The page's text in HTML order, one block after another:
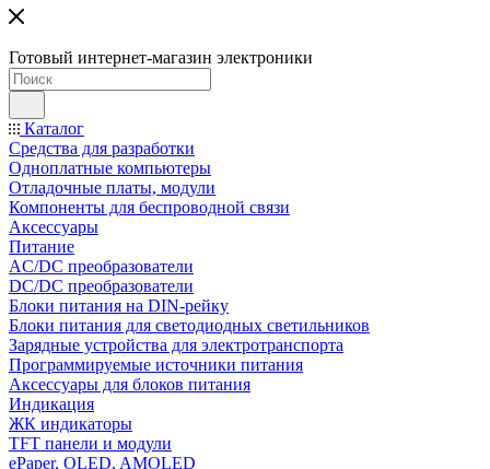
Готовый интернет-магазин электроники
Каталог
Средства для разработки
Одноплатные компьютеры
Отладочные платы, модули
Компоненты для беспроводной связи
Аксессуары
Питание
AC/DC преобразователи
DC/DC преобразователи
Блоки питания на DIN-рейку
Блоки питания для светодиодных светильников
Зарядные устройства для электротранспорта
Программируемые источники питания
Аксессуары для блоков питания
Индикация
ЖК индикаторы
TFT панели и модули
ePaper, OLED, AMOLED